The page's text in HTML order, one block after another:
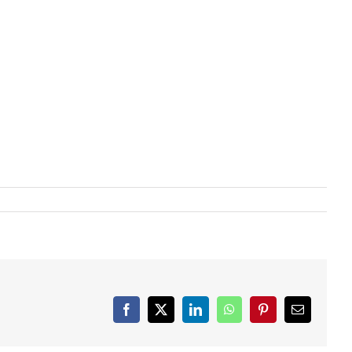
Facebook
X LinkedInWhatsAppPinterestEmail